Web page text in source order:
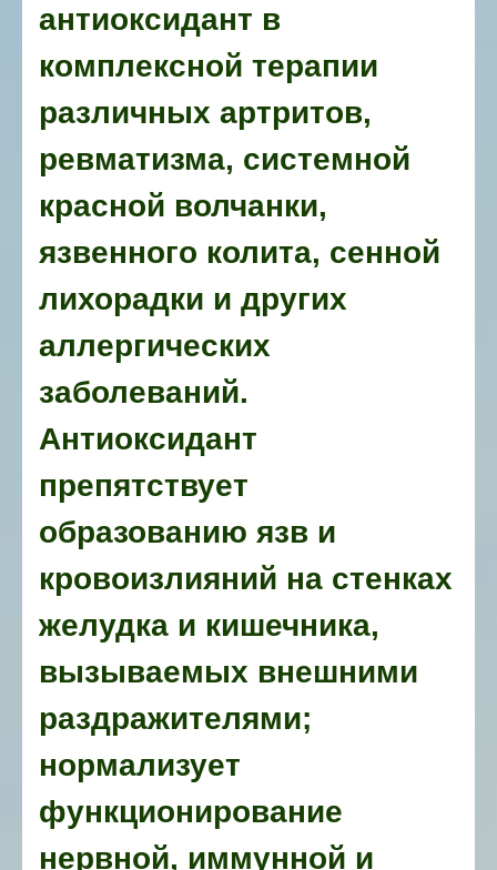
антиоксидант в
комплексной терапии
различных артритов,
ревматизма, системной
красной волчанки,
язвенного колита, сенной
лихорадки и других
аллергических
заболеваний.
Антиоксидант
препятствует
образованию язв и
кровоизлияний на стенках
желудка и кишечника,
вызываемых внешними
раздражителями;
нормализует
функционирование
нервной, иммунной и